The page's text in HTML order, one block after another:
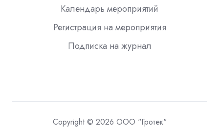
Календарь мероприятий
Регистрация на мероприятия
Подписка на журнал
Copyright © 2026 ООО "Гротек"